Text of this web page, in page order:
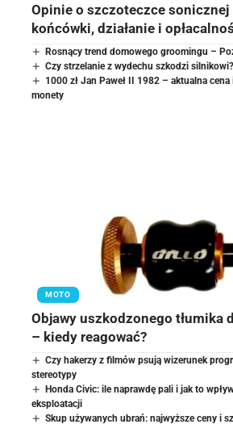
Opinie o szczoteczce sonicznej
końcówki, działanie i
Rosnący trend domowego groomingu –
Czy strzelanie z wydechu szkodzi
1000 zł Jan Paweł II 1982 – aktualna
monety
MOTO
Objawy uszkodzonego tłumika
– kiedy reagować?
Czy hakerzy z filmów psują wizerunek
stereotypy
Honda Civic: ile naprawdę pali i jak to
eksploatacji
Skup używanych ubrań: najwyższe ceny i